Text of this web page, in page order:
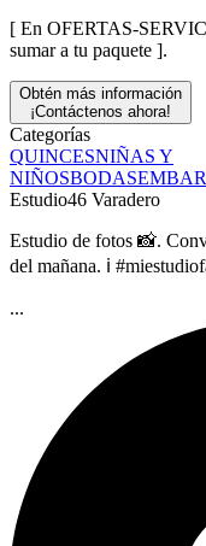
[ En OFERTAS-
sumar a tu paquete ].
Obtén más información
¡Contáctenos ahora!
Categorías
QUINCESNIÑAS Y
NIÑOSBODAS
Estudio46 Varadero
Estudio de fotos 📸.
del mañana. ℹ️
...